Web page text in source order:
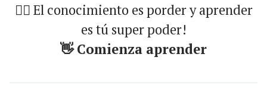
🐱‍🏍 El conocimiento es porder y aprender
es tú super poder!
👋 Comienza aprender